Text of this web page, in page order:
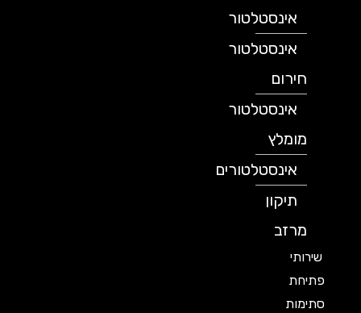
אינסטלטור
אינסטלטור
חירום
אינסטלטור
מומלץ
אינסטלטורים
תיקון
מרזב
שירותי
פתיחת
סתימות